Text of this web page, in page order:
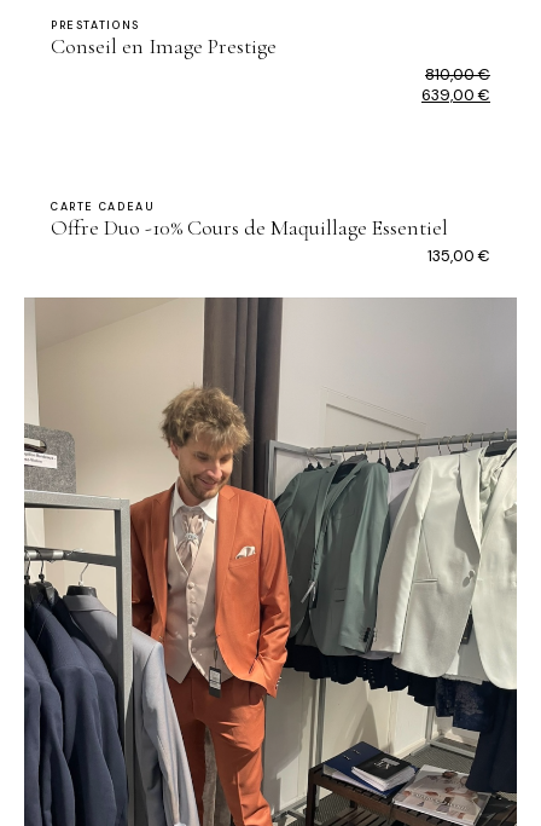
PRESTATIONS
Conseil en Image Prestige
810,00€
639,00€
CARTE CADEAU
Offre Duo -10% Cours de Maquillage Essentiel
135,00€